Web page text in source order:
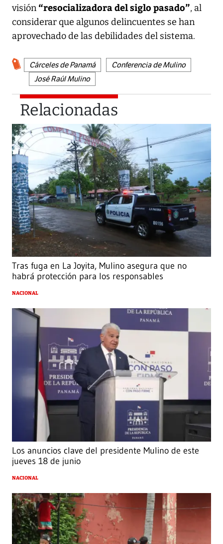
visión “resocializadora del siglo pasado”, al
considerar que algunos delincuentes se han
aprovechado de las debilidades del sistema.
Cárceles de Panamá
Conferencia de Mulino
José Raúl Mulino
Relacionadas
Tras fuga en La Joyita, Mulino asegura que no
habrá protección para los responsables
NACIONAL
Los anuncios clave del presidente Mulino de este
jueves 18 de junio
NACIONAL